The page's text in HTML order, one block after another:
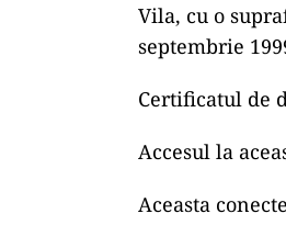
Vila, cu o
septembrie
Certificatul de
Accesul la
Aceasta